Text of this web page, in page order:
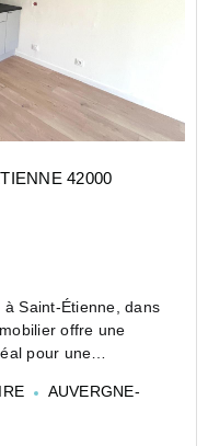
42000
Saint-Étienne, dans
offre une
pour une
AUVERGNE-